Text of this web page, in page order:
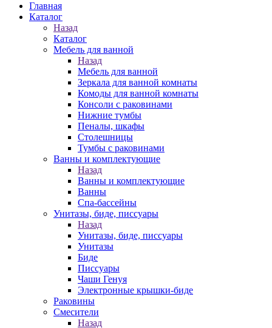
Главная
Каталог
Назад
Каталог
Мебель для ванной
Назад
Мебель для ванной
Зеркала для ванной комнаты
Комоды для ванной комнаты
Консоли с раковинами
Нижние тумбы
Пеналы, шкафы
Столешницы
Тумбы с раковинами
Ванны и комплектующие
Назад
Ванны и комплектующие
Ванны
Спа-бассейны
Унитазы, биде, писсуары
Назад
Унитазы, биде, писсуары
Унитазы
Биде
Писсуары
Чаши Генуя
Электронные крышки-биде
Раковины
Смесители
Назад